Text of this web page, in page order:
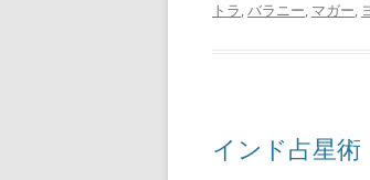
トラ,バラニー, マガー,
インド占星